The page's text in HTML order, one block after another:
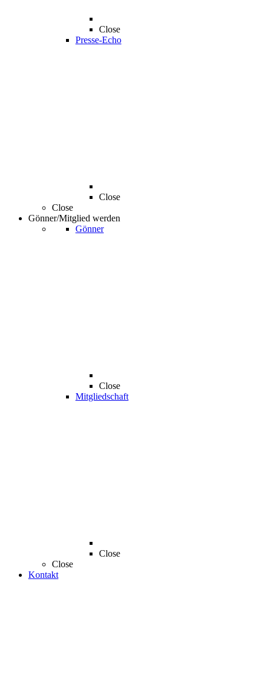
Close
Presse-Echo
Close
Close
Gönner/Mitglied werden
Gönner
Close
Mitgliedschaft
Close
Close
Kontakt